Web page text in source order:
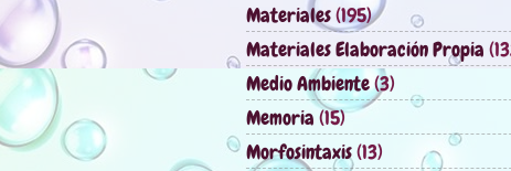
Materiales(195)
Materiales Elaboración Propia
Medio Ambiente(3)
Memoria (15)
Morfosintaxis(13)